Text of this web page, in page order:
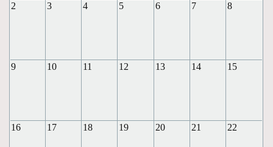
2 3 4 5 6 7 8
9 10 11 12 13 14 15
16 17 18 19 20 21 22